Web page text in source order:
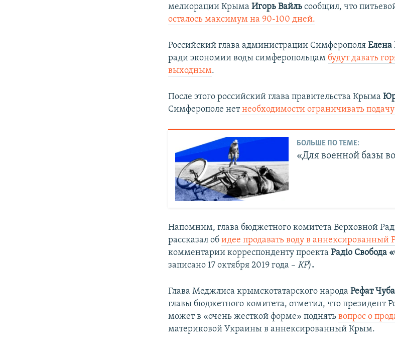
мелиорации КрымаИгорь Вайльсообщил, что
осталось максимум на 90-100 дней.
Российский глава администрации СимферополяЕлена
ради экономии воды симферопольцам будут давать
выходным.
После этого российский глава правительства Крыма
Симферополе нетнеобходимости ограничивать
БОЛЬШЕ ПО ТЕМЕ:
«Для военной базы
Напомним, глава бюджетного комитета Верховной
рассказал обидее продавать воду в аннексированный
комментарии корреспонденту проектаРадіо Свобода
записано 17 октября 2019 года –КР).
Глава Меджлиса крымскотатарского народаРефат
главы бюджетного комитета​, отметил, что президент
может в «очень жесткой форме» поднятьвопрос о
материковой Украины в аннексированный Крым.​